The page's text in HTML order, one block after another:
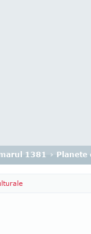
1381 › Planete